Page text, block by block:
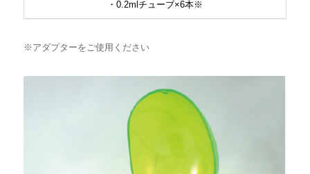
・0.2mlチューブ×6本※
※アダプターをご使用ください